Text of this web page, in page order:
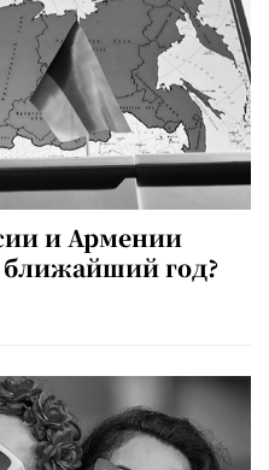
и Армении
ближайший год?